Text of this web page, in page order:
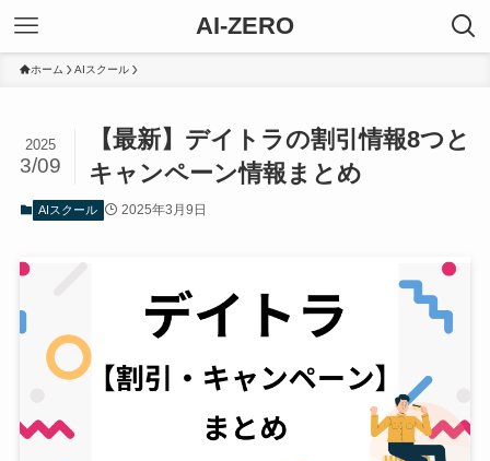
AI-ZERO
ホーム AIスクール
【最新】デイトラの割引情報8つと
キャンペーン情報まとめ
2025
3/09
AIスクール 2025年3月9日